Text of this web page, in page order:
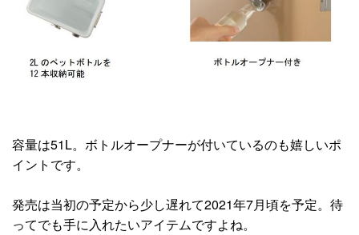
容量は51L。ボトルオープナーが付いているのも嬉しいポ
イントです。
発売は当初の予定から少し遅れて2021年7月頃を予定。待
ってでも手に入れたいアイテムですよね。